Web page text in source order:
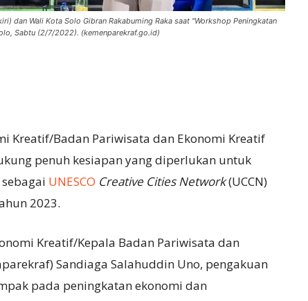
dan Wali Kota Solo Gibran Rakabuming Raka saat "Workshop Peningkatan
Sabtu (2/7/2022). (kemenparekraf.go.id)
Kreatif/Badan Pariwisata dan Ekonomi Kreatif
penuh kesiapan yang diperlukan untuk
UNESCO Creative Cities Network(UCCN)
2023.
Kreatif/Kepala Badan Pariwisata dan
Sandiaga Salahuddin Uno, pengakuan
pada peningkatan ekonomi dan